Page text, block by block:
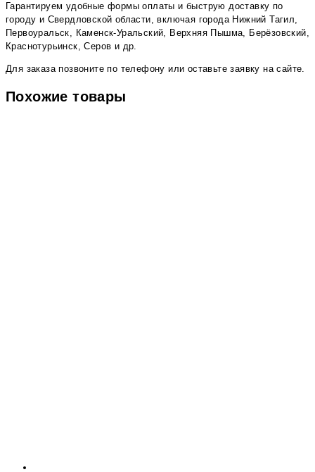
Гарантируем удобные формы оплаты и быструю доставку по
городу и Свердловской области, включая города Нижний Тагил,
Первоуральск, Каменск-Уральский, Верхняя Пышма, Берёзовский,
Краснотурьинск, Серов и др.
Для заказа позвоните по телефону или оставьте заявку на сайте.
Похожие товары